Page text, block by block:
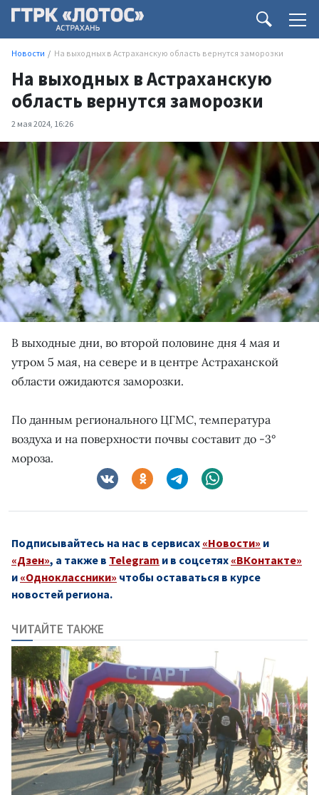
Новости На выходных в Астраханскую область вернутся заморозки
На выходных в Астраханскую
область вернутся заморозки
2 мая 2024, 16:26
В выходные дни, во второй половине дня 4 мая и
утром 5 мая, на севере и в центре Астраханской
области ожидаются заморозки.
По данным регионального ЦГМС, температура
воздуха и на поверхности почвы составит до -3°
мороза.
Подписывайтесь на нас в сервисах «Новости» и
«Дзен», а также в Telegram и в соцсетях «ВКонтакте»
и «Одноклассники» чтобы оставаться в курсе
новостей региона.
ЧИТАЙТЕ ТАКЖЕ